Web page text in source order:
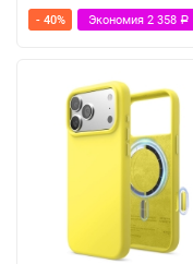
- 40% Экономия 2 358 Р